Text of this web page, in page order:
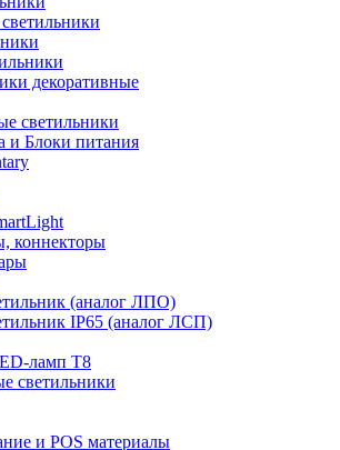
декоративные
светильники
и Блоки питания
коннекторы
(аналог ЛПО)
IP65 (аналог ЛСП)
ламп T8
светильники
и POS материалы